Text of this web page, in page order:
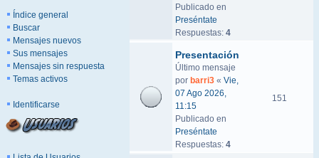
Índice general
Buscar
Mensajes nuevos
Sus mensajes
Mensajes sin respuesta
Temas activos
Identificarse
Publicado en
Preséntate
Respuestas: 4
Presentación
Último mensaje
por barri3 « Vie,
07 Ago 2026,
11:15
Publicado en
Preséntate
Respuestas: 4
151